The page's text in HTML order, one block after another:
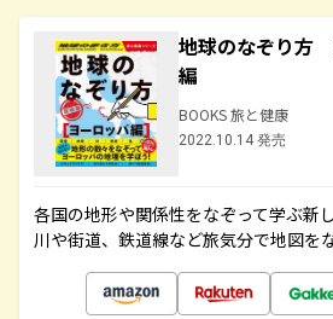
地球のなぞり
編
BOOKS 旅と健康
2022.10.14 発売
各国の地形や関係性をなぞって学ぶ新
川や街道、鉄道線など旅気分で地図を